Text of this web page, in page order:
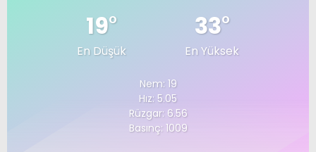
19°
En Düşük
33°
En Yüksek
Nem: 19
Hız: 5.05
Rüzgar: 6.56
Basınç: 1009